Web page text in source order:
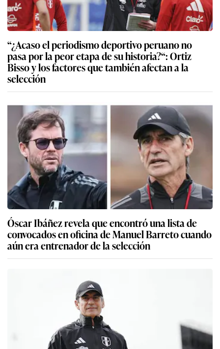
“¿Acaso el periodismo deportivo peruano no
pasa por la peor etapa de su historia?“: Ortiz
Bisso y los factores que también afectan a la
selección
Óscar Ibáñez revela que encontró una lista de
convocados en oficina de Manuel Barreto cuando
aún era entrenador de la selección